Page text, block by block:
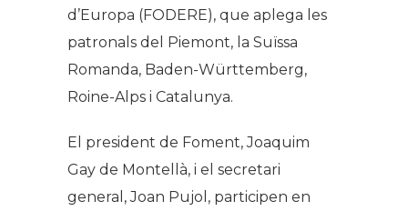
d’Europa (FODERE), que aplega les
patronals del Piemont, la Suïssa
Romanda, Baden-Württemberg,
Roine-Alps i Catalunya.
El president de Foment, Joaquim
Gay de Montellà, i el secretari
general, Joan Pujol, participen en